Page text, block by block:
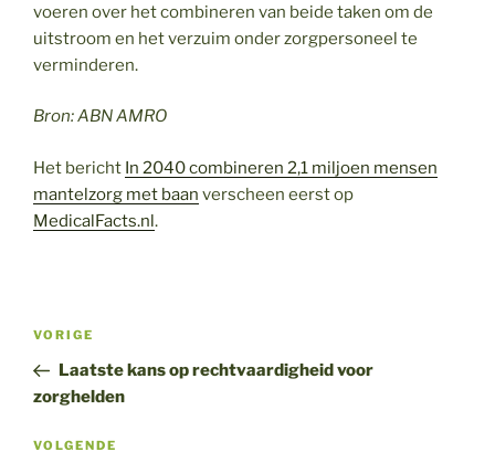
voeren over het combineren van beide taken om de
uitstroom en het verzuim onder zorgpersoneel te
verminderen.
Bron: ABN AMRO
Het bericht In 2040 combineren 2,1 miljoen mensen
mantelzorg met baan verscheen eerst op
MedicalFacts.nl.
Bericht
Vorig
bericht
VORIGE
Laatste kans op rechtvaardigheid voor
zorghelden
Volgend
VOLGENDE